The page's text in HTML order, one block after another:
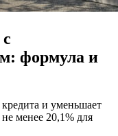
формула и
и уменьшает
не менее 20,1% для